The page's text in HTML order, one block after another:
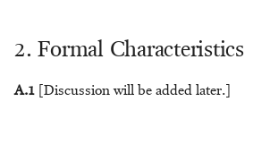
2. Formal Characteristics
A.1 [Discussion will be added later.]